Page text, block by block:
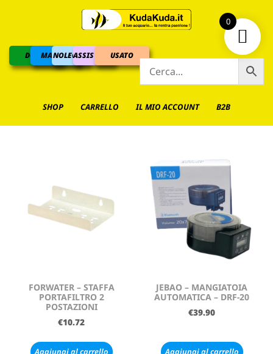
DOLCEMARINO
NOLEGGIOASSISTENZAUSATO
SHOP CARRELLO IL MIO ACCOUNT B2B
FORWATER – STAFFA
PORTAFILTRO 2
POSTAZIONI
€10.72
Aggiungi al carrello
JEBAO – MANGIATOIA
AUTOMATICA – DRF-20
€39.90
Aggiungi al carrello
0